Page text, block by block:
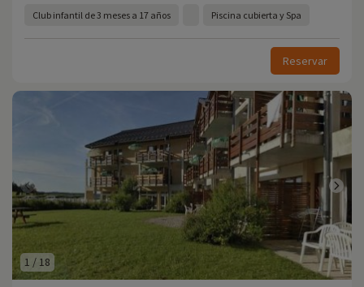
Club infantil de 3 meses a 17 años Piscina cubierta y Spa
Reservar
1 / 18